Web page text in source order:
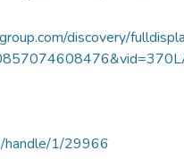
discovery/
handle/1/29966